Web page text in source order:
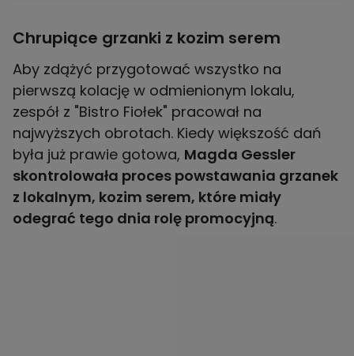
Chrupiące grzanki z kozim serem
Aby zdążyć przygotować wszystko na
pierwszą kolację w odmienionym lokalu,
zespół z "Bistro Fiołek" pracował na
najwyższych obrotach. Kiedy większość dań
była już prawie gotowa, Magda Gessler
skontrolowała proces powstawania grzanek
z lokalnym, kozim serem, które miały
odegrać tego dnia rolę promocyjną.